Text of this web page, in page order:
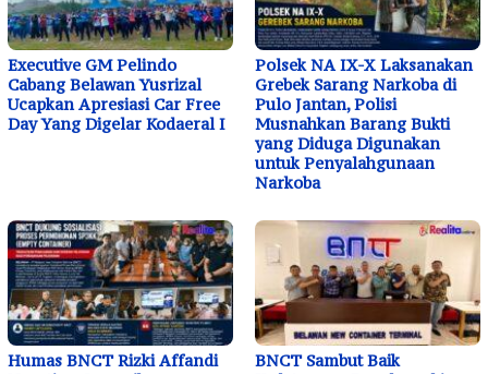
Executive GM Pelindo
Cabang Belawan Yusrizal
Ucapkan Apresiasi Car Free
Day Yang Digelar Kodaeral I
Polsek NA IX-X Laksanakan
Grebek Sarang Narkoba di
Pulo Jantan, Polisi
Musnahkan Barang Bukti
yang Diduga Digunakan
untuk Penyalahgunaan
Narkoba
Humas BNCT Rizki Affandi
BNCT Sambut Baik